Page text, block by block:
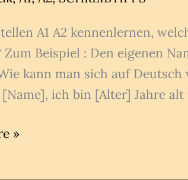
A1 A2 kennenlernen,
Beispiel : Den eigenen
kann man sich auf
[Name], ich bin [Alter] Jahre
»